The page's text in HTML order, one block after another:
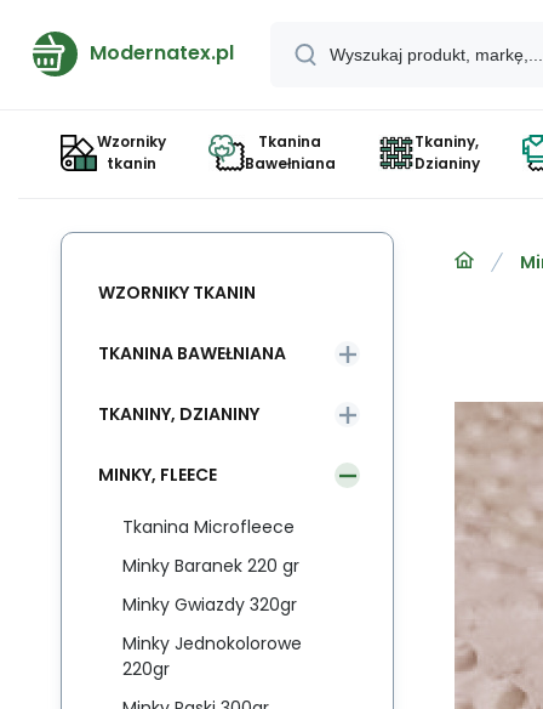
Modernatex.pl
Wzorniky
tkanin
Tkanina
Bawełniana
Tkaniny,
Dzianiny
WZORNIKY TKANIN
TKANINA BAWEŁNIANA
TKANINY, DZIANINY
MINKY, FLEECE
Tkanina Microfleece
Minky Baranek 220 gr
Minky Gwiazdy 320gr
Minky Jednokolorowe
220gr